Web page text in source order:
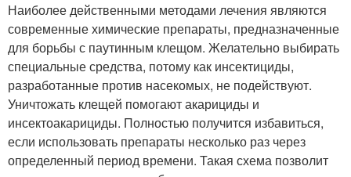
Наиболее действенными методами лечения являются
современные химические препараты, предназначенные
для борьбы с паутинным клещом. Желательно выбирать
специальные средства, потому как инсектициды,
разработанные против насекомых, не подействуют.
Уничтожать клещей помогают акарициды и
инсектоакарициды. Полностью получится избавиться,
если использовать препараты несколько раз через
определенный период времени. Такая схема позволит